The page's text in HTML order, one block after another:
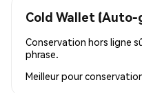
Cold Wallet (Auto-
Conservation hors ligne
phrase.
Meilleur pour